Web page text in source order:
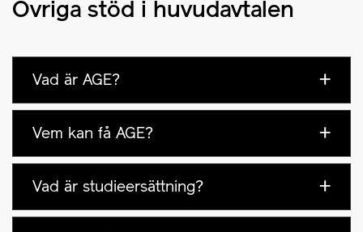
Övriga stöd i huvudavtalen
Vad är AGE?
Vem kan få AGE?
Vad är studieersättning?